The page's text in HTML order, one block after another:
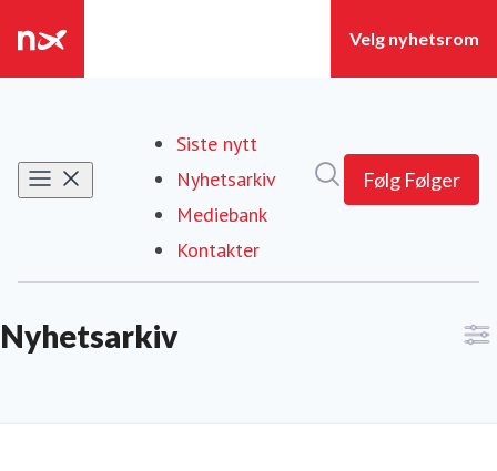
Siste nytt
Nyhetsarkiv
Mediebank
Kontakter
Følg Følger
Nyhetsarkiv